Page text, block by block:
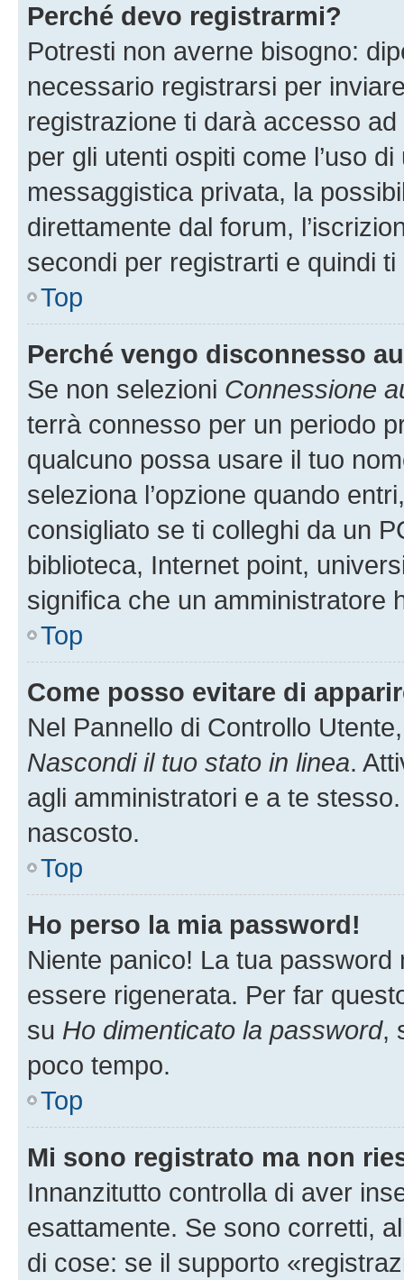
Perché devo registrarmi?
Potresti non averne bisogno:
necessario registrarsi per
registrazione ti darà accesso
per gli utenti ospiti come l’uso
messaggistica privata, la
direttamente dal forum,
secondi per registrarti e quindi
Top
Perché vengo disconnesso
Se non selezioni Connessione
terrà connesso per un periodo
qualcuno possa usare il tuo
seleziona l’opzione quando
consigliato se ti colleghi da un
biblioteca, Internet point,
significa che un amministratore
Top
Come posso evitare di
Nel Pannello di Controllo
Nascondi il tuo stato in linea.
agli amministratori e a te
nascosto.
Top
Ho perso la mia password!
Niente panico! La tua
essere rigenerata. Per far
su Ho dimenticato la password,
poco tempo.
Top
Mi sono registrato ma non
Innanzitutto controlla di aver
esattamente. Se sono corretti,
di cose: se il supporto